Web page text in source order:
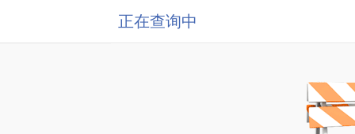
正在查询中